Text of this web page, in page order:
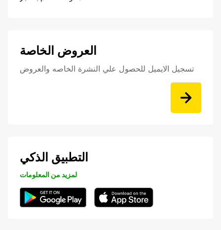
العروض الخاصة
تسجيل الايميل للحصول علي النشرة الخاصه والعروض
التطبيق الذكي
لمزيد من المعلومات